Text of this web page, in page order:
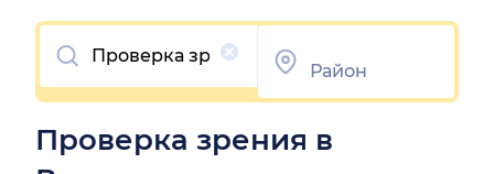
Очистить
Проверка зрения в